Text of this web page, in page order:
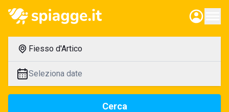
Fiesso d'Artico
Seleziona date
Cerca